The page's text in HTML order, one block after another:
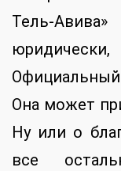
Тель-
Она может
Ну или о
все